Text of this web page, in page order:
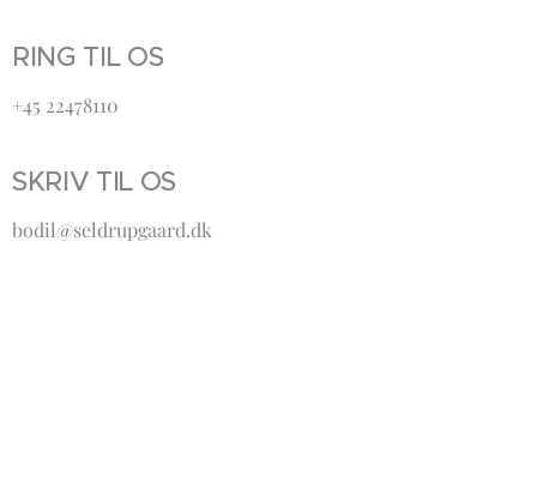
RING TIL OS
+45 22478110
SKRIV TIL OS
bodil@seldrupgaard.dk